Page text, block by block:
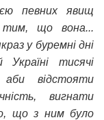
певних явищ
тим, що вона...
у буремні дні
Україні тисячі
відстояти
вигнати
що з ним було